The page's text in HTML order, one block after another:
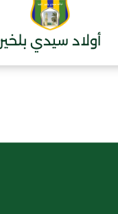
أولاد سيدي بلخير